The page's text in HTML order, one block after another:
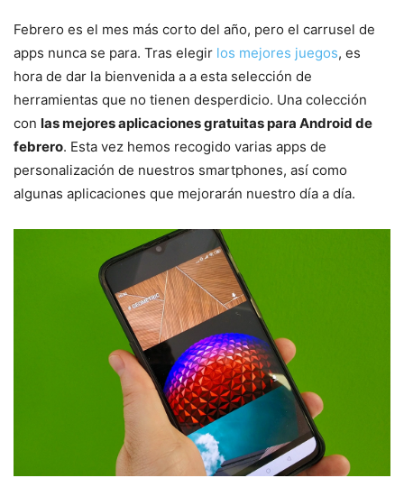
Febrero es el mes más corto del año, pero el carrusel de
apps nunca se para. Tras elegir los mejores juegos, es
hora de dar la bienvenida a a esta selección de
herramientas que no tienen desperdicio. Una colección
con las mejores aplicaciones gratuitas para Android de
febrero. Esta vez hemos recogido varias apps de
personalización de nuestros smartphones, así como
algunas aplicaciones que mejorarán nuestro día a día.